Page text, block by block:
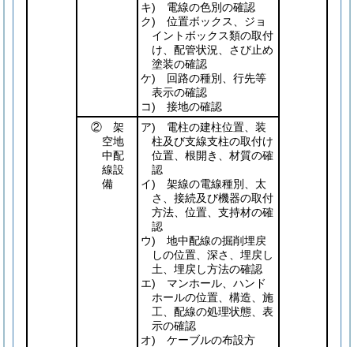
キ) 電線の色別の確認
ク) 位置ボックス、ジョ
イントボックス類の取付
け、配管状況、さび止め
塗装の確認
ケ) 回路の種別、行先等
表示の確認
コ) 接地の確認
② 架
空地
中配
線設
備
ア) 電柱の建柱位置、装
柱及び支線支柱の取付け
位置、根開き、材質の確
認
イ) 架線の電線種別、太
さ、接続及び機器の取付
方法、位置、支持材の確
認
ウ) 地中配線の掘削埋戻
しの位置、深さ、埋戻し
土、埋戻し方法の確認
エ) マンホール、ハンド
ホールの位置、構造、施
工、配線の処理状態、表
示の確認
オ) ケーブルの布設方